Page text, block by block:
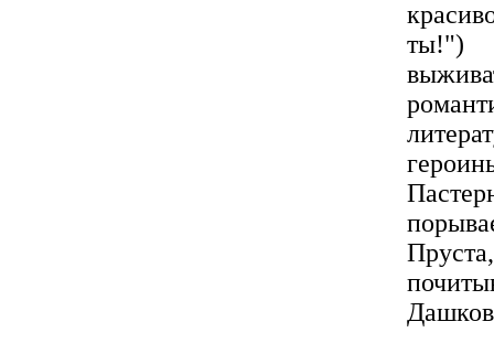
ты!")